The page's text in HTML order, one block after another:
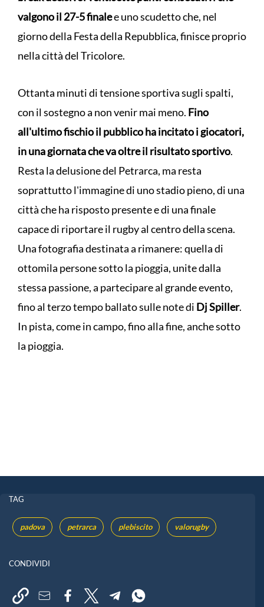
valgono il 27-5 finalee uno scudetto che, nel
giorno della Festa della Repubblica, finisce proprio
nella città del Tricolore.
Ottanta minuti di tensione sportiva sugli spalti,
con il sostegno a non venir mai meno. Fino
all'ultimo fischio il pubblico ha incitato i giocatori,
in una giornata che va oltre il risultato sportivo.
Resta la delusione del Petrarca, ma resta
soprattutto l'immagine di uno stadio pieno, di una
città che ha risposto presente e di una finale
capace di riportare il rugby al centro della scena.
Una fotografia destinata a rimanere: quella di
ottomila persone sotto la pioggia, unite dalla
stessa passione, a partecipare al grande evento,
fino al terzo tempo ballato sulle note di Dj Spiller.
In pista, come in campo, fino alla fine, anche sotto
la pioggia.
TAG
padova petrarca plebiscito valorugby
CONDIVIDI